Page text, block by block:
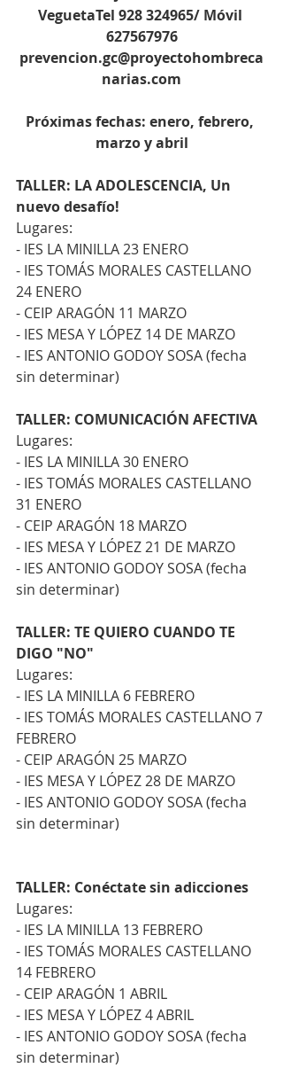
VeguetaTel 928 324965/ Móvil
627567976
prevencion.gc@proyectohombreca
narias.com
Próximas fechas: enero, febrero,
marzo y abril
TALLER: LA ADOLESCENCIA, Un
nuevo desafío!
Lugares:
- IES LA MINILLA 23 ENERO
- IES TOMÁS MORALES CASTELLANO
24 ENERO
- CEIP ARAGÓN 11 MARZO
- IES MESA Y LÓPEZ 14 DE MARZO
- IES ANTONIO GODOY SOSA (fecha
sin determinar)
TALLER: COMUNICACIÓN AFECTIVA
Lugares:
- IES LA MINILLA 30 ENERO
- IES TOMÁS MORALES CASTELLANO
31 ENERO
- CEIP ARAGÓN 18 MARZO
- IES MESA Y LÓPEZ 21 DE MARZO
- IES ANTONIO GODOY SOSA (fecha
sin determinar)
TALLER: TE QUIERO CUANDO TE
DIGO "NO"
Lugares:
- IES LA MINILLA 6 FEBRERO
- IES TOMÁS MORALES CASTELLANO 7
FEBRERO
- CEIP ARAGÓN 25 MARZO
- IES MESA Y LÓPEZ 28 DE MARZO
- IES ANTONIO GODOY SOSA (fecha
sin determinar)
TALLER: Conéctate sin adicciones
Lugares:
- IES LA MINILLA 13 FEBRERO
- IES TOMÁS MORALES CASTELLANO
14 FEBRERO
- CEIP ARAGÓN 1 ABRIL
- IES MESA Y LÓPEZ 4 ABRIL
- IES ANTONIO GODOY SOSA (fecha
sin determinar)